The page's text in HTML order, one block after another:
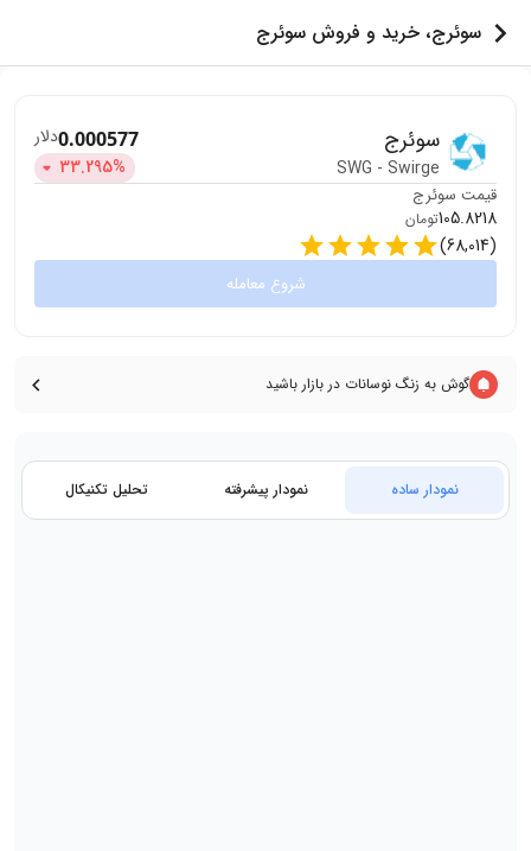
سوئرج، خرید و فروش سوئرج
سوئرج
SWG - Swirge
0.000577دلار
33.295%
قیمت سوئرج
105.8218تومان
(
68,014
)
شروع معامله
گوش به زنگ نوسانات در بازار باشید
نمودار ساده نمودار پیشرفته تحلیل تکنیکال